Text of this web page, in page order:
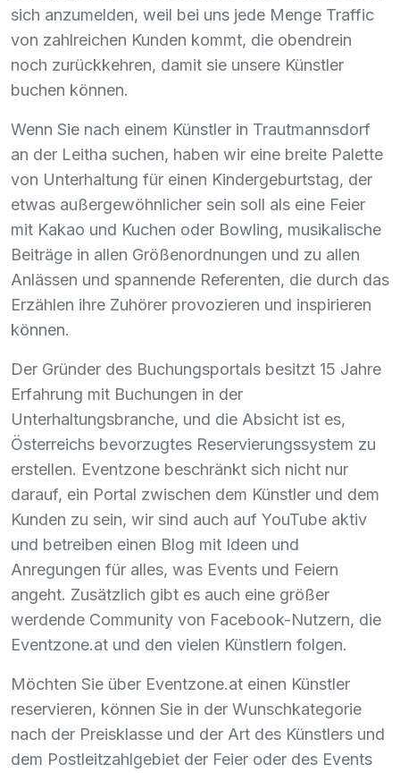
sich anzumelden, weil bei uns jede Menge Traffic
von zahlreichen Kunden kommt, die obendrein
noch zurückkehren, damit sie unsere Künstler
buchen können.
Wenn Sie nach einem Künstler in Trautmannsdorf
an der Leitha suchen, haben wir eine breite Palette
von Unterhaltung für einen Kindergeburtstag, der
etwas außergewöhnlicher sein soll als eine Feier
mit Kakao und Kuchen oder Bowling, musikalische
Beiträge in allen Größenordnungen und zu allen
Anlässen und spannende Referenten, die durch das
Erzählen ihre Zuhörer provozieren und inspirieren
können.
Der Gründer des Buchungsportals besitzt 15 Jahre
Erfahrung mit Buchungen in der
Unterhaltungsbranche, und die Absicht ist es,
Österreichs bevorzugtes Reservierungssystem zu
erstellen. Eventzone beschränkt sich nicht nur
darauf, ein Portal zwischen dem Künstler und dem
Kunden zu sein, wir sind auch auf YouTube aktiv
und betreiben einen Blog mit Ideen und
Anregungen für alles, was Events und Feiern
angeht. Zusätzlich gibt es auch eine größer
werdende Community von Facebook-Nutzern, die
Eventzone.at und den vielen Künstlern folgen.
Möchten Sie über Eventzone.at einen Künstler
reservieren, können Sie in der Wunschkategorie
nach der Preisklasse und der Art des Künstlers und
dem Postleitzahlgebiet der Feier oder des Events